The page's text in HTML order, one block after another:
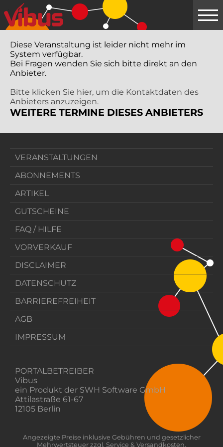
Springe
zum
Hauptinhalt
Diese Veranstaltung ist leider nicht mehr im
System verfügbar.
Bei Fragen wenden Sie sich bitte direkt an den
Anbieter.
Bitte klicken Sie hier, um die Kontaktdaten des
Anbieters anzuzeigen.
WEITERE TERMINE DIESES ANBIETERS
VERANSTALTUNGEN
ABONNEMENTS
ARTIKEL
GUTSCHEINE
FAQ / HILFE
VORVERKAUF
DISCLAIMER
DATENSCHUTZ
BARRIEREFREIHEIT
AGB
IMPRESSUM
PORTALBETREIBER
Vibus
ein Produkt der SWH Software GmbH
Attilastraße 61-67
12105 Berlin
Angezeigte Preise inklusive Gebühren und gesetzlicher
Mehrwertsteuer zzgl. Service & Versandkosten.